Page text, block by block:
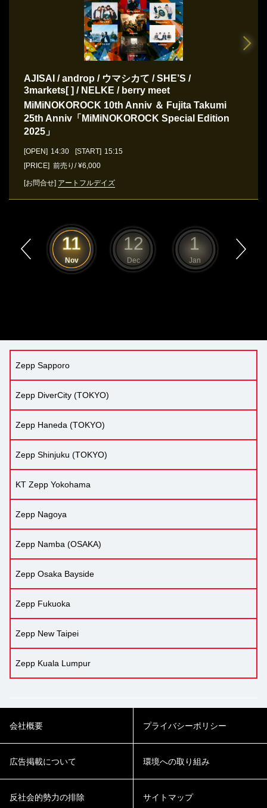
AJISAI / androp / ウマシカて / SHE’S /
3markets[ ] / NELKE / berry meet
MiMiNOKOROCK 10th Anniv ＆ Fujita Takumi
25th Anniv「MiMiNOKOROCK Special Edition
2025」
[OPEN] 14:30 [START] 15:15
[PRICE] 前売り/ ¥6,000
[お問合せ] アートフルデイズ
11
Nov
12
Dec
1
Jan
Zepp Sapporo
Zepp DiverCity (TOKYO)
Zepp Haneda (TOKYO)
Zepp Shinjuku (TOKYO)
KT Zepp Yokohama
Zepp Nagoya
Zepp Namba (OSAKA)
Zepp Osaka Bayside
Zepp Fukuoka
Zepp New Taipei
Zepp Kuala Lumpur
会社概要 プライバシーポリシー
広告掲載について 環境への取り組み
反社会的勢力の排除 サイトマップ